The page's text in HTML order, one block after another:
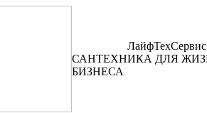
ЛайфТехСервис
САНТЕХНИКА ДЛЯ
БИЗНЕСА